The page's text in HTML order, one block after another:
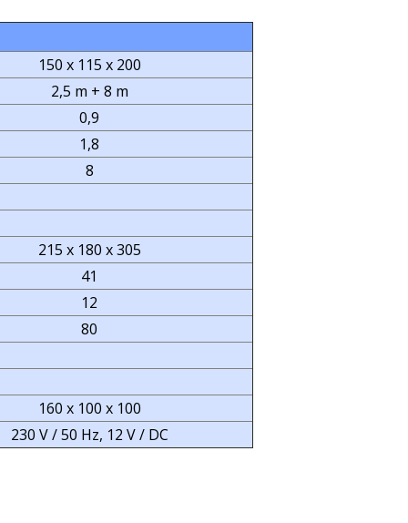
150 x 115 x 200
2,5 m + 8 m
0,9
1,8
8
215 x 180 x 305
41
12
80
160 x 100 x 100
230 V / 50 Hz, 12 V / DC